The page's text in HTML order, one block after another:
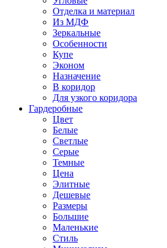
Отделка и материал
Из МДФ
Зеркальные
Особенности
Купе
Эконом
Назначение
В коридор
Для узкого коридора
Гардеробные
Цвет
Белые
Светлые
Серые
Темные
Цена
Элитные
Дешевые
Размеры
Большие
Маленькие
Стиль